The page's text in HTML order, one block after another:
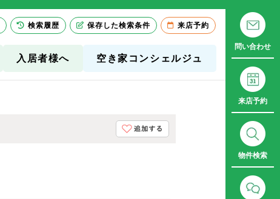
入居者様へ 空き家コンシェルジュ
問い合わせ
来店予約
物件検索
検索履歴 保存した検索条件 来店予約